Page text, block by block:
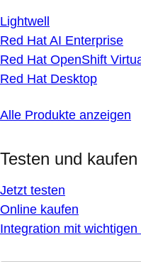
Lightwell
Red Hat AI Enterprise
Red Hat OpenShift
Red Hat Desktop
Alle Produkte anzeigen
Testen und kaufen
Jetzt testen
Online kaufen
Integration mit